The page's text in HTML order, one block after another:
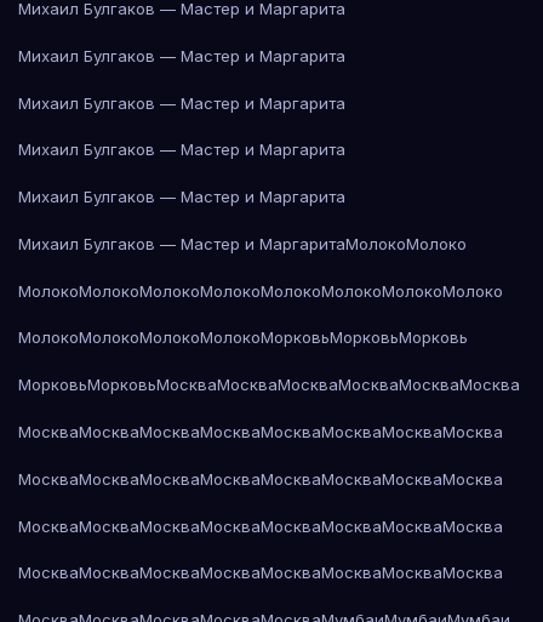
Михаил Булгаков — Мастер и Маргарита
Михаил Булгаков — Мастер и Маргарита
Михаил Булгаков — Мастер и Маргарита
Михаил Булгаков — Мастер и Маргарита
Михаил Булгаков — Мастер и Маргарита
Михаил Булгаков — Мастер и МаргаритаМолокоМолоко
МолокоМолокоМолокоМолокоМолокоМолокоМолокоМолоко
МолокоМолокоМолокоМолокоМорковьМорковьМорковь
МорковьМорковьМоскваМоскваМоскваМоскваМоскваМосква
МоскваМоскваМоскваМоскваМоскваМоскваМоскваМосква
МоскваМоскваМоскваМоскваМоскваМоскваМоскваМосква
МоскваМоскваМоскваМоскваМоскваМоскваМоскваМосква
МоскваМоскваМоскваМоскваМоскваМоскваМоскваМосква